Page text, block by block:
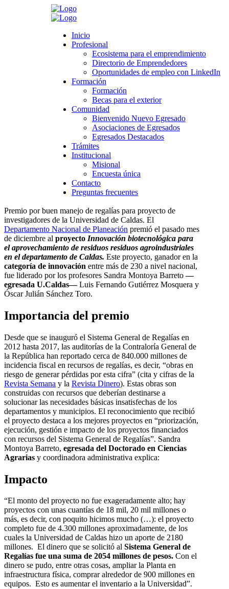
Inicio
Profesional
Ecosistema para el emprendimiento
Directorio de Emprendedores
Oportunidades de empleo con LinkedIn
Formación
Formación
Becas para el exterior
Comunidad
Bienvenido Nuevo Egresado
Asociaciones de Egresados
Egresados Destacados
Trámites
Institucional
Misional
Encuesta única
Contacto
Preguntas frecuentes
Ecosistema para el emprendimiento
Directorio de Emprendedores
Oportunidades de empleo con LinkedIn
Becas para el exterior
Bienvenido Nuevo Egresado
Asociaciones de Egresados
Egresados Destacados
Institucional
Encuesta única
Preguntas frecuentes
Universidad>Comunidad>Premio por buen
manejo de regalías para proyecto de investigadores de la
Universidad de Caldas
Premio por buen manejo de regalías para
proyecto de investigadores de la
Universidad de Caldas
febrero 23, 2020
Comunidad,Noticias boletín Egresados
Premio por buen manejo de regalías para proyecto de
investigadores de la Universidad de Caldas. El
Departamento Nacional de Planeación premió el pasado mes
de diciembre al proyecto Innovación biotecnológica para
el aprovechamiento de residuos residuos agroindustriales
en el departamento de Caldas. Este proyecto, ganador en la
categoría de innovación entre más de 230 a nivel nacional,
fue liderado por los profesores Sandra Montoya Barreto—
egresada U.Caldas—Luis Fernando Gutiérrez Mosquera y
Óscar Julián Sánchez Toro.
Importancia del premio
Desde que se inauguró el Sistema General de Regalías en
2012 hasta 2017, las auditorías de la Contraloría General de
la República han reportado cerca de 840.000 millones de
incidencia fiscal en recursos de regalías, es decir, “obras en
riesgo de generar pérdidas por esta cifra” (cita y cifras de la
Revista Semana y la Revista Dinero). Estas obras son
construidas con recursos que deberían destinarse a
solucionar las necesidades básicas insatisfechas de los
departamentos y municipios. El reconocimiento que recibió
el proyecto destaca a los mejores proyectos en “priorización,
ejecución, gestión e impacto de los proyectos financiados
con recursos del Sistema General de Regalías”. Sandra
Montoya Barreto, egresada del Doctorado en Ciencias
Agrarias y coordinadora administrativa explica:
Impacto
“El monto del proyecto no fue exageradamente alto; hay
proyectos con unas cuantías de 18 mil, 20 mil millones o
más, es decir, con poquito hicimos mucho (…): el proyecto
completo fue de 4.300 millones aproximadamente, de los
cuales la Universidad de Caldas hizo un aporte de 2180
millones. El dinero que se solicitó al Sistema General de
Regalías fue una suma de 2054 millones de pesos. Con el
dinero se pudo, entre otras cosas, ampliar la Planta en
infraestructura física, comprar alrededor de 900 millones en
equipos. Esto es aumentar el inventario a la Universidad”.